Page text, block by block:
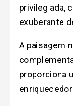
privilegiada,
exuberante
A paisagem
proporciona